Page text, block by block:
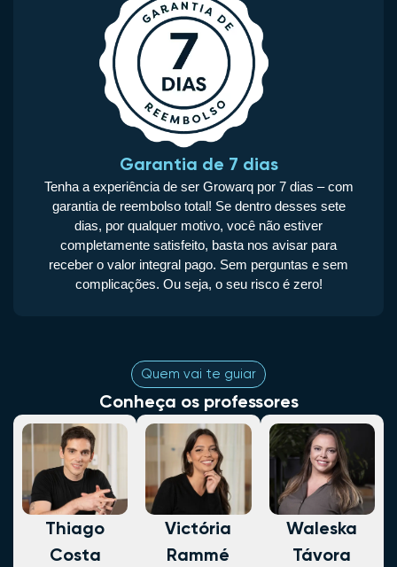
Garantia de 7 dias
Tenha a experiência de ser Growarq por 7 dias – com
garantia de reembolso total! Se dentro desses sete
dias, por qualquer motivo, você não estiver
completamente satisfeito, basta nos avisar para
receber o valor integral pago. Sem perguntas e sem
complicações. Ou seja, o seu risco é zero!
Quem vai te guiar
Conheça os professores
Thiago
Costa
Victória
Rammé
Waleska
Távora